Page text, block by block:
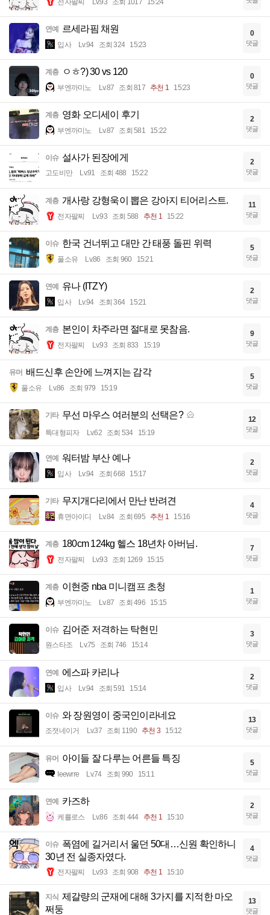
전자팔찌 Lv.93 조회 1017 15:24
연예 르세라핌 채원
입사 Lv.94 조회 324 15:23
0
댓글
계층 ㅇㅎ?) 30 vs 120
부엔까미노 Lv.87 조회 817 추천 1 15:23
0
댓글
계층 영화 오디세이 후기
부엔까미노 Lv.87 조회 581 15:22
2
댓글
이슈 설사가 된장에게
고도비만 Lv.91 조회 488 15:22
2
댓글
계층 개사랑 강형욱이 뽑은 강아지 티어리스트.
전자팔찌 Lv.93 조회 588 추천 1 15:22
11
댓글
이슈 한국 건너뛰고 대만 간 태풍 돌핀 위력
풀소유 Lv.86 조회 960 15:21
5
댓글
연예 유나 (ITZY)
입사 Lv.94 조회 364 15:21
2
댓글
계층 본인이 차주라면 절대로 못참음.
전자팔찌 Lv.93 조회 833 15:19
9
댓글
유머 배드신후 손안에 느껴지는 감각
풀소유 Lv.86 조회 979 15:19
5
댓글
기타 무선 마우스 여러분의 선택은?
특대형피자 Lv.62 조회 534 15:19
12
댓글
연예 워터밤 부산 예나
입사 Lv.94 조회 668 15:17
2
댓글
기타 무지개다리에서 만난 반려견
휴면아이디 Lv.84 조회 695 추천 1 15:16
4
댓글
계층 180cm 124kg 헬스 18년차 아버님.
전자팔찌 Lv.93 조회 1269 15:15
7
댓글
계층 이현중 nba 미니캠프 초청
부엔까미노 Lv.87 조회 496 15:15
1
댓글
이슈 김어준 저격하는 탁현민
원스타조 Lv.75 조회 746 15:14
3
댓글
연예 에스파 카리나
입사 Lv.94 조회 591 15:14
2
댓글
이슈 와 장원영이 중국인이라네요
조졋네이거 Lv.37 조회 1190 추천 3 15:12
13
댓글
유머 아이들 잘 다루는 어른들 특징
Ieewrre Lv.74 조회 990 15:11
5
댓글
연예 카즈하
케를로스 Lv.86 조회 444 추천 1 15:10
2
댓글
이슈 폭염에 길거리서 울던 50대…신원 확인하니
30년 전 실종자였다.
전자팔찌 Lv.93 조회 908 추천 1 15:10
4
댓글
지식 제갈량의 군재에 대해 3가지를 지적한 마오
쩌둥
13
댓글